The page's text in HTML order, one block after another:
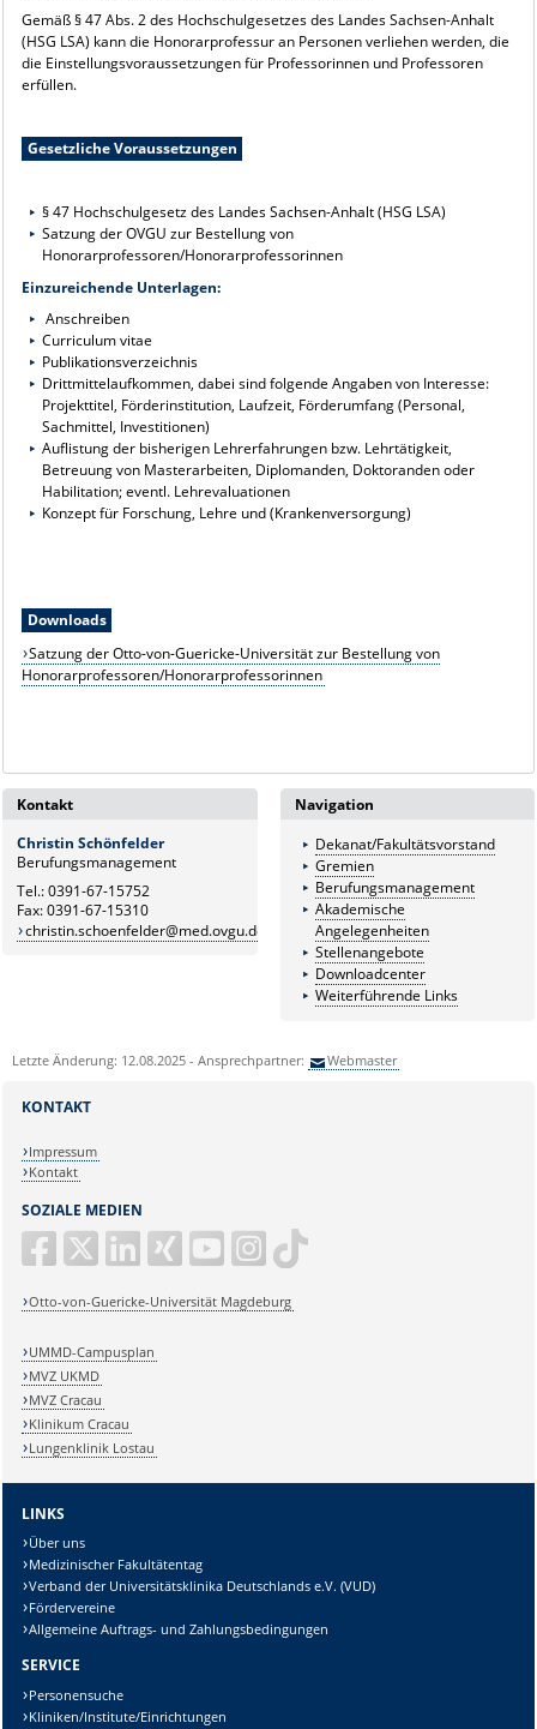
Gemäß § 47 Abs. 2 des Hochschulgesetzes des Landes Sachsen-Anhalt
(HSG LSA) kann die Honorarprofessur an Personen verliehen werden, die
die Einstellungsvoraussetzungen für Professorinnen und Professoren
erfüllen.
Gesetzliche Voraussetzungen
§ 47 Hochschulgesetz des Landes Sachsen-Anhalt (HSG LSA)
Satzung der OVGU zur Bestellung von
Honorarprofessoren/Honorarprofessorinnen
Einzureichende Unterlagen:
Anschreiben
Curriculum vitae
Publikationsverzeichnis
Drittmittelaufkommen, dabei sind folgende Angaben von Interesse:
Projekttitel, Förderinstitution, Laufzeit, Förderumfang (Personal,
Sachmittel, Investitionen)
Auflistung der bisherigen Lehrerfahrungen bzw. Lehrtätigkeit,
Betreuung von Masterarbeiten, Diplomanden, Doktoranden oder
Habilitation; eventl. Lehrevaluationen
Konzept für Forschung, Lehre und (Krankenversorgung)
Downloads
Satzung der Otto-von-Guericke-Universität zur Bestellung von
Honorarprofessoren/Honorarprofessorinnen
Navigation
Dekanat/Fakultätsvorstand
Gremien
Berufungsmanagement
Akademische
Angelegenheiten
Stellenangebote
Downloadcenter
Weiterführende Links
Kontakt
Christin Schönfelder
Berufungsmanagement
Tel.: 0391-67-15752
Fax: 0391-67-15310
christin.schoenfelder@med.ovgu.de
Letzte Änderung: 12.08.2025 - Ansprechpartner: Webmaster
SOZIALE MEDIEN
Otto-von-Guericke-Universität Magdeburg
KONTAKT
Impressum
Kontakt
UMMD-Campusplan
MVZ UKMD
MVZ Cracau
Klinikum Cracau
Lungenklinik Lostau
LINKS
Über uns
Medizinischer Fakultätentag
Verband der Universitätsklinika Deutschlands e.V. (VUD)
Fördervereine
Allgemeine Auftrags- und Zahlungsbedingungen
SERVICE
Personensuche
Kliniken/Institute/Einrichtungen